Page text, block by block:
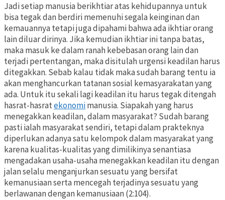
Jadi setiap manusia berikhtiar atas kehidupannya untuk
bisa tegak dan berdiri memenuhi segala keinginan dan
kemauannya tetapi juga dipahami bahwa ada ikhtiar orang
lain diluar dirinya. Jika kemudian ikhtiar ini tanpa batas,
maka masuk ke dalam ranah kebebasan orang lain dan
terjadi pertentangan, maka disitulah urgensi keadilan harus
ditegakkan. Sebab kalau tidak maka sudah barang tentu ia
akan menghancurkan tatanan sosial kemasyarakatan yang
ada. Untuk itu sekali lagi keadilan itu harus tegak ditengah
hasrat-hasratekonomimanusia. Siapakah yang harus
menegakkan keadilan, dalam masyarakat? Sudah barang
pasti ialah masyarakat sendiri, tetapi dalam prakteknya
diperlukan adanya satu kelompok dalam masyarakat yang
karena kualitas-kualitas yang dimilikinya senantiasa
mengadakan usaha-usaha menegakkan keadilan itu dengan
jalan selalu menganjurkan sesuatu yang bersifat
kemanusiaan serta mencegah terjadinya sesuatu yang
berlawanan dengan kemanusiaan (2:104).